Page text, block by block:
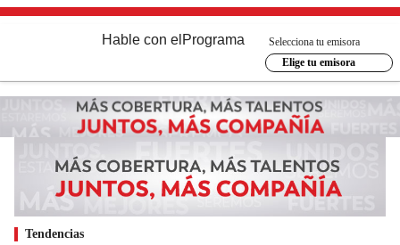
Hable con el Programa
Selecciona tu emisora
Elige tu emisora
Tendencias